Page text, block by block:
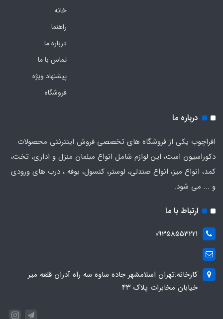
خانه
راهنما
درباره ما
تماس با ما
پیشنهاد ویژه
فروشگاه
درباره ما
افراچوب یکی از فروشگاه های تخصصی فروش اینترنتی محصولات
دکوراسیون است، این لوازم شامل انواع مبلمان منزل و اداری، تخت،
کمد، انواع میز، انواع صندلی، لوستر، کنسول، بوفه ، درب های ورودی
و ... می شود.
ارتباط با ما
09358553221
کارخانه:تهران اسلامشهر جاده ساوه سه راه آدران قلعه میر
خیابان مخابرات پلاک ۴۳